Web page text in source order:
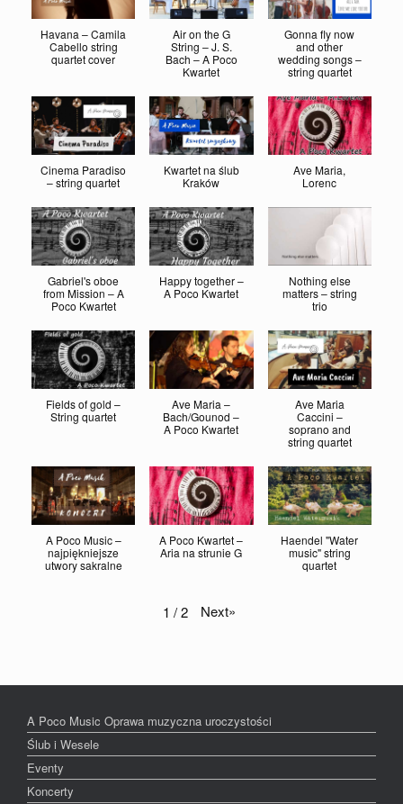
Havana – Camila
Cabello string
quartet cover
Air on the G
String – J. S.
Bach – A Poco
Kwartet
Gonna fly now
and other
wedding songs –
string quartet
Cinema Paradiso
– string quartet
Kwartet na ślub
Kraków
Ave Maria,
Lorenc
Gabriel's oboe
from Mission – A
Poco Kwartet
Happy together –
A Poco Kwartet
Nothing else
matters – string
trio
Fields of gold –
String quartet
Ave Maria –
Bach/Gounod –
A Poco Kwartet
Ave Maria
Caccini –
soprano and
string quartet
A Poco Music –
najpiękniejsze
utwory sakralne
A Poco Kwartet –
Aria na strunie G
Haendel "Water
music" string
quartet
1 / 2 Next»
A Poco Music Oprawa muzyczna uroczystości
Ślub i Wesele
Eventy
Koncerty